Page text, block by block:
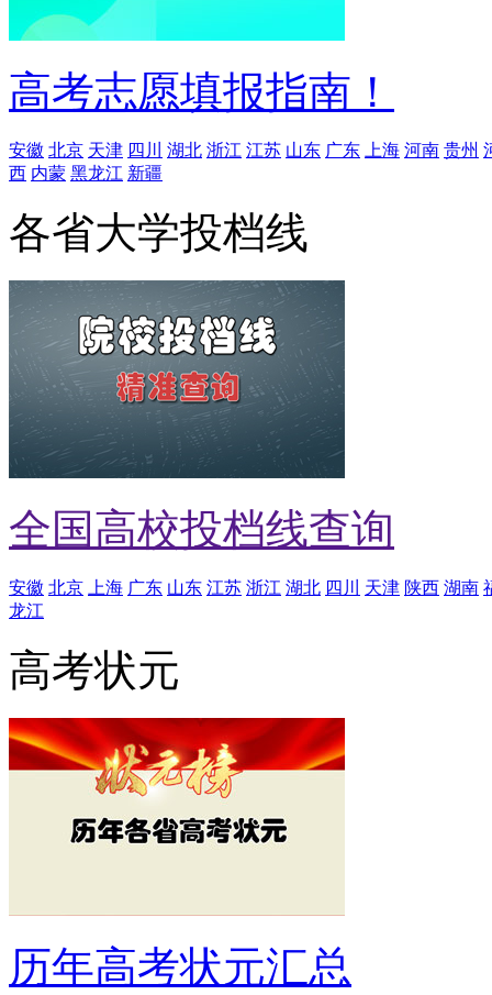
高考志愿填报指南！
安徽 北京 天津 四川 湖北 浙江 江苏 山东 广东 上海 河南 贵州
西 内蒙 黑龙江 新疆
各省大学投档线
全国高校投档线查询
安徽 北京 上海 广东 山东 江苏 浙江 湖北 四川 天津 陕西 湖南
龙江
高考状元
历年高考状元汇总